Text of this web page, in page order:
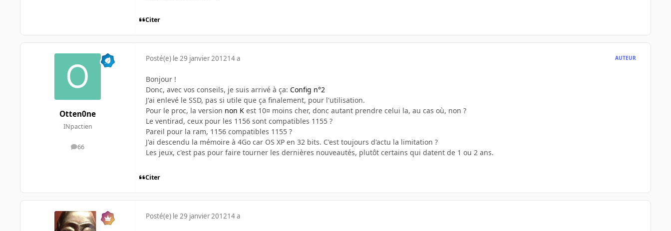
Citer
Otten0ne
INpactien
66
messages
Posté(e) le 29 janvier 201214 a AUTEUR
Bonjour !
Donc, avec vos conseils, je suis arrivé à ça: Config n°2
J'ai enlevé le SSD, pas si utile que ça finalement, pour l'utilisation.
Pour le proc, la version non K est 10¤ moins cher, donc autant prendre celui la, au cas où, non ?
Le ventirad, ceux pour les 1156 sont compatibles 1155 ?
Pareil pour la ram, 1156 compatibles 1155 ?
J'ai descendu la mémoire à 4Go car OS XP en 32 bits. C'est toujours d'actu la limitation ?
Les jeux, c'est pas pour faire tourner les dernières nouveautés, plutôt certains qui datent de 1 ou 2 ans.
Citer
Posté(e) le 29 janvier 201214 a